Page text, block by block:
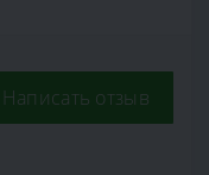
Написать отзыв